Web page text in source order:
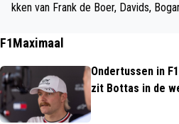
kken van Frank de Boer, Davids,
F1Maximaal
Ondertussen in
zit Bottas in de